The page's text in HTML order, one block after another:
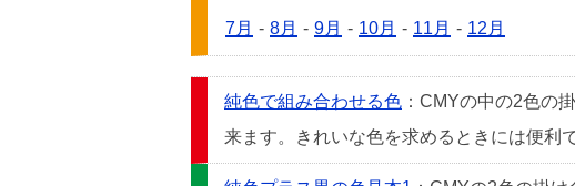
7月 - 8月 - 9月 - 10月 - 11月 - 12月
純色で組み合わせる色 ：CMYの中の2色の
来ます。きれいな色を求めるときには便利